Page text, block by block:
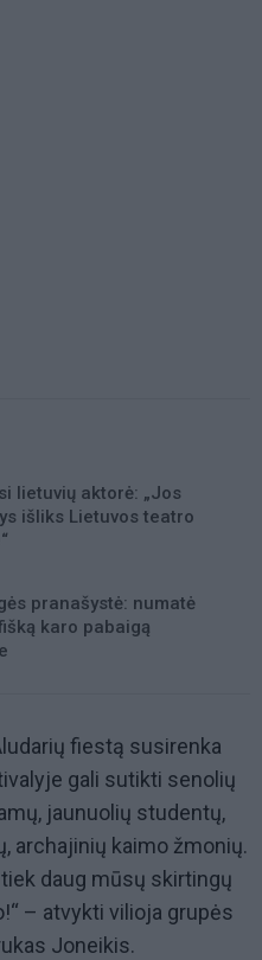
lietuvių aktorė: „Jos
išliks Lietuvos teatro
pranašystė: numatė
karo pabaigą
fiestą susirenka
gali sutikti senolių
jaunuolių studentų,
archajinių kaimo žmonių.
daug mūsų skirtingų
– atvykti vilioja grupės
Joneikis.